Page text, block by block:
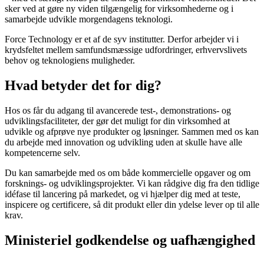
sker ved at gøre ny viden tilgængelig for virksomhederne og i
samarbejde udvikle morgendagens teknologi.
Force Technology er et af de syv institutter. Derfor arbejder vi i
krydsfeltet mellem samfundsmæssige udfordringer, erhvervslivets
behov og teknologiens muligheder.
Hvad betyder det for dig?
Hos os får du adgang til avancerede test-, demonstrations- og
udviklingsfaciliteter, der gør det muligt for din virksomhed at
udvikle og afprøve nye produkter og løsninger. Sammen med os kan
du arbejde med innovation og udvikling uden at skulle have alle
kompetencerne selv.
Du kan samarbejde med os om både kommercielle opgaver og om
forsknings- og udviklingsprojekter. Vi kan rådgive dig fra den tidlige
idéfase til lancering på markedet, og vi hjælper dig med at teste,
inspicere og certificere, så dit produkt eller din ydelse lever op til alle
krav.
Ministeriel godkendelse og uafhængighed